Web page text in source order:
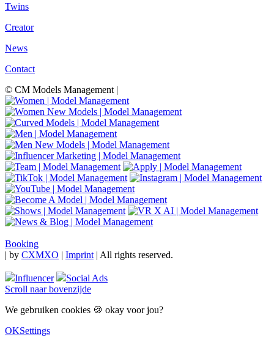
Twins
Creator
News
Contact
© CM Models Management |
Booking
| by CXMXO | Imprint | All rights reserved.
Influencer
Social Ads
Scroll naar bovenzijde
We gebruiken cookies 🍪 okay voor jou?
OKSettings